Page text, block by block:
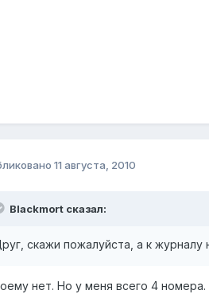
11 августа, 2010
Blackmort сказал:
скажи пожалуйста, а к
нет. Но у меня всего 4